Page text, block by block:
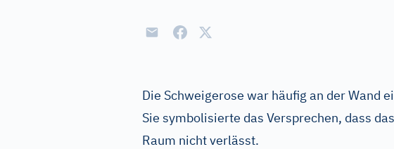
Die Schweigerose war häufig an der Wand
Sie symbolisierte das Versprechen, dass
Raum nicht verlässt.